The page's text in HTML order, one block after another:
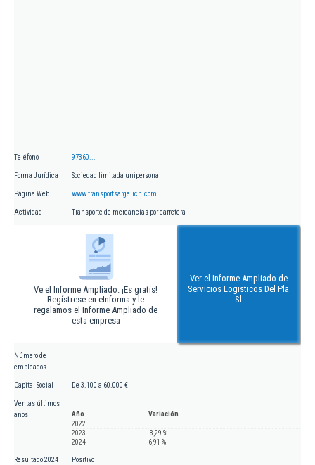
Teléfono 97360...
Forma Jurídica Sociedad limitada unipersonal
Página Web www.transportsargelich.com
Actividad Transporte de mercancías por carretera
Ve el Informe Ampliado. ¡Es gratis!
Regístrese en eInforma y le
regalamos el Informe Ampliado de
esta empresa
Ver el Informe Ampliado de
Servicios Logisticos Del Pla
Sl
Número de
empleados
Capital Social De 3.100 a 60.000 €
Ventas últimos
años
Año
Variación
2022
2023
-3,29 %
2024
6,91 %
Resultado 2024 Positivo